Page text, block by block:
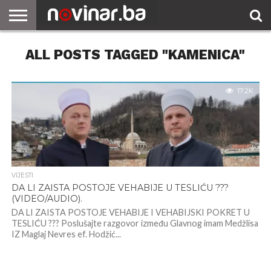
ALL POSTS TAGGED "KAMENICA"
17.2K
VIJESTI
DA LI ZAISTA POSTOJE VEHABIJE U TESLIĆU ???
(VIDEO/AUDIO).
DA LI ZAISTA POSTOJE VEHABIJE I VEHABIJSKI POKRET U
TESLIĆU ??? Poslušajte razgovor između Glavnog imam Medžlisa
IZ Maglaj Nevres ef. Hodžić...